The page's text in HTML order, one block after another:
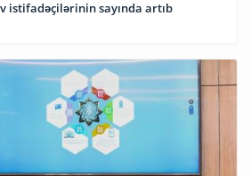
istifadəçilərinin sayında artıb